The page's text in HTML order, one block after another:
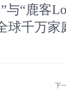
与“鹿客
球千万
下